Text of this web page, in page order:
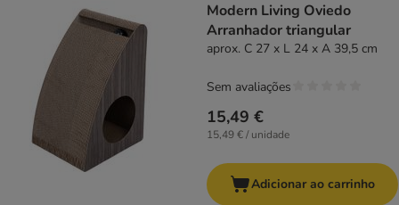
Modern Living Oviedo
Arranhador triangular
aprox. C 27 x L 24 x A 39,5 cm
15,49 €
15,49 € / unidade
Sem avaliações
Adicionar ao carrinho